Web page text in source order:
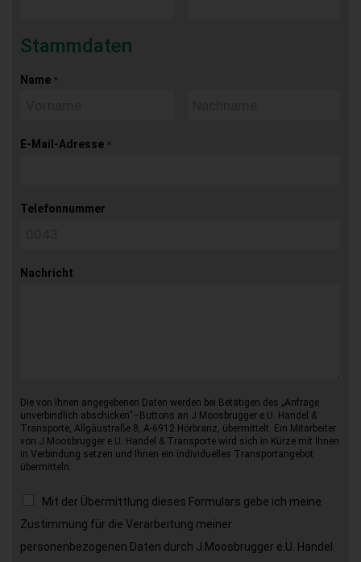
Stammdaten
Name *
E-Mail-Adresse *
Telefonnummer
Nachricht
Die von Ihnen angegebenen Daten werden bei Betätigen des „Anfrage
unverbindlich abschicken“–Buttons an J.Moosbrugger e.U. Handel &
Transporte, Allgäustraße 8, A-6912 Hörbranz, übermittelt. Ein Mitarbeiter
von J.Moosbrugger e.U. Handel & Transporte wird sich in Kürze mit Ihnen
in Verbindung setzen und Ihnen ein individuelles Transportangebot
übermitteln.
Mit der Übermittlung dieses Formulars gebe ich meine
Zustimmung für die Verarbeitung meiner
personenbezogenen Daten durch J.Moosbrugger e.U. Handel